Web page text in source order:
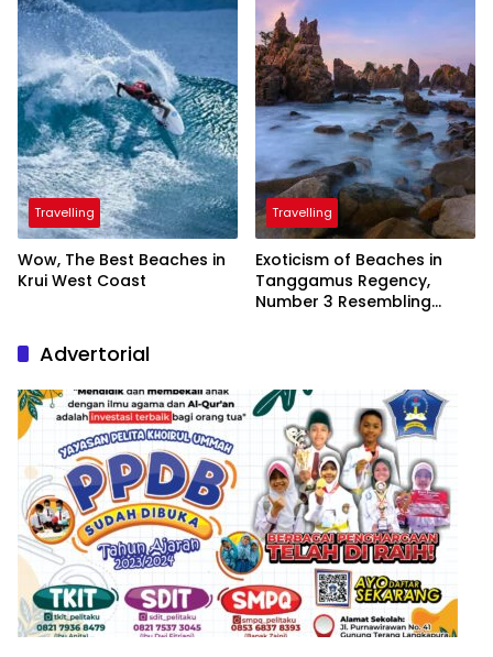
Travelling
Wow, The Best Beaches in
Krui West Coast
Travelling
Exoticism of Beaches in
Tanggamus Regency,
Number 3 Resembling
Advertorial